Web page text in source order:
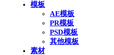
模板
AE模板
PR模板
PSD模板
其他模板
素材